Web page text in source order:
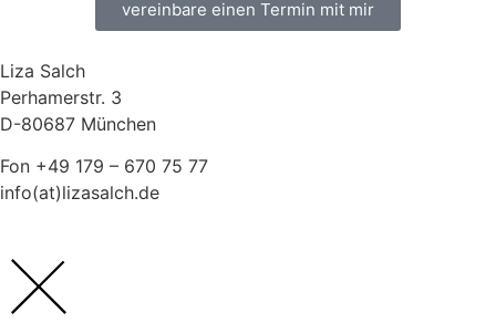
vereinbare einen Termin mit mir
Liza Salch
Perhamerstr. 3
D-80687 München
Fon +49 179 – 670 75 77
info(at)lizasalch.de